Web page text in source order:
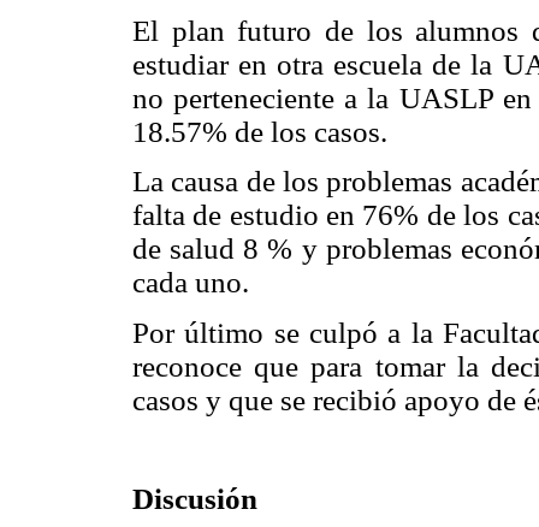
El plan futuro de los alumnos
estudiar en otra escuela de la
no perteneciente a la UASLP
18.57% de los casos.
La causa de los problemas
falta de estudio en 76% de los
de salud 8 % y problemas
cada uno.
Por último se culpó a la
reconoce que para tomar la
casos y que se recibió apoyo de
Discusión